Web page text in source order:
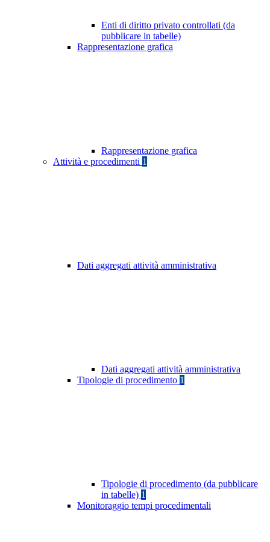
Enti di diritto privato controllati (da
pubblicare in tabelle)
Rappresentazione grafica
Rappresentazione grafica
Attività e procedimenti 1
Dati aggregati attività amministrativa
Dati aggregati attività amministrativa
Tipologie di procedimento 1
Tipologie di procedimento (da pubblicare
in tabelle) 1
Monitoraggio tempi procedimentali